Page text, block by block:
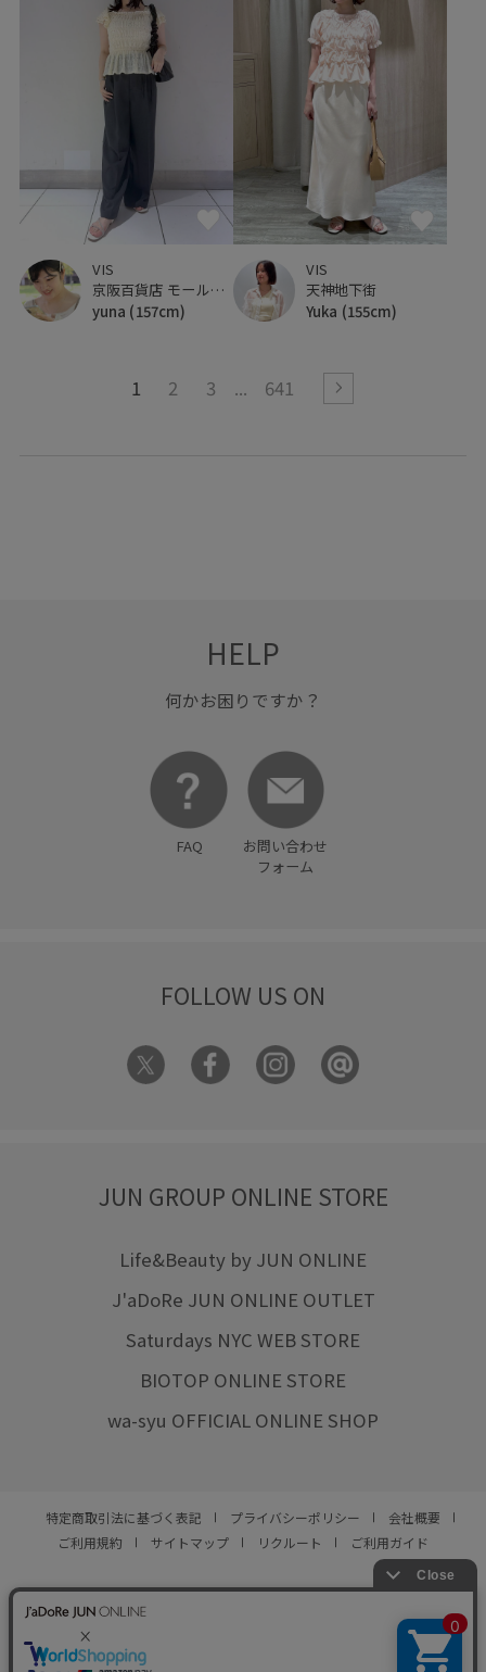
VIS
京阪百貨店 モール京橋店
yuna (157cm)
VIS
天神地下街
Yuka (155cm)
1 2 3 641
HELP
何かお困りですか？
FAQ
お問い合わせ
フォーム
FOLLOW US ON
JUN GROUP ONLINE STORE
Life&Beauty by JUN ONLINE
J'aDoRe JUN ONLINE OUTLET
Saturdays NYC WEB STORE
BIOTOP ONLINE STORE
wa-syu OFFICIAL ONLINE SHOP
特定商取引法に基づく表記 プライバシーポリシー
会社概要
ご利用規約
サイトマップ リクルート ご利用ガイド
© JUN CO.,LTD. ALL RIGHTS RESERVED.